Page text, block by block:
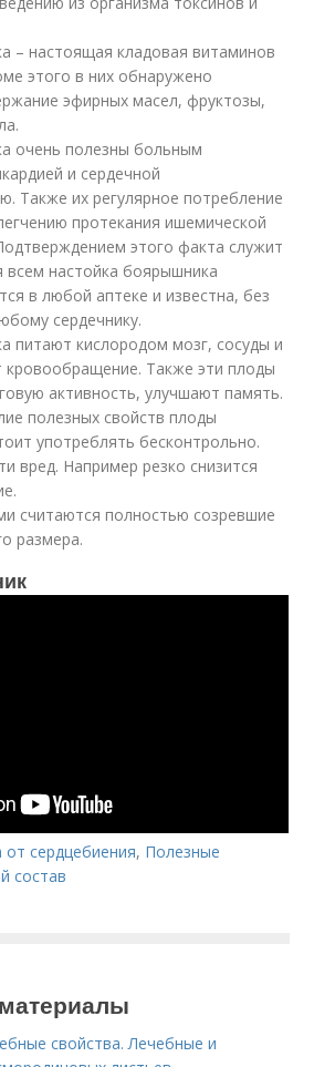
– настоящая кладовая витаминов
этого в них обнаружено
эфирных масел, фруктозы,
очень полезны больным
и сердечной
Также их регулярное потребление
протекания ишемической
этого факта служит
всем настойка боярышника
в любой аптеке и известна, без
сердечнику.
питают кислородом мозг, сосуды и
кровообращение. Также эти плоды
активность, улучшают память.
полезных свойств плоды
употреблять бесконтрольно.
вред. Например резко снизится
считаются полностью созревшие
размера.
от сердцебиения, Полезные
состав
свойства. Лечебные и